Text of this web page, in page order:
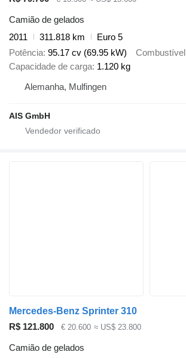
Camião de gelados
2011
311.818 km
Euro 5
Potência 95.17 cv (69.95 kW) Combustível
Capacidade de carga 1.120 kg
Alemanha, Mulfingen
AIS GmbH
Mercedes-Benz Sprinter 310
R$ 121.800
€ 20.600 ≈ US$ 23.800
Camião de gelados